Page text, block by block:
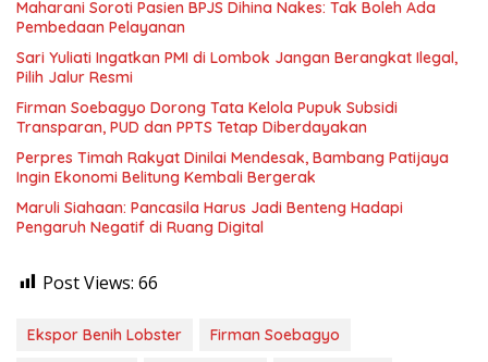
Maharani Soroti Pasien BPJS Dihina Nakes: Tak Boleh Ada
Pembedaan Pelayanan
Sari Yuliati Ingatkan PMI di Lombok Jangan Berangkat Ilegal,
Pilih Jalur Resmi
Firman Soebagyo Dorong Tata Kelola Pupuk Subsidi
Transparan, PUD dan PPTS Tetap Diberdayakan
Perpres Timah Rakyat Dinilai Mendesak, Bambang Patijaya
Ingin Ekonomi Belitung Kembali Bergerak
Maruli Siahaan: Pancasila Harus Jadi Benteng Hadapi
Pengaruh Negatif di Ruang Digital
Post Views: 66
Ekspor Benih Lobster
Firman Soebagyo